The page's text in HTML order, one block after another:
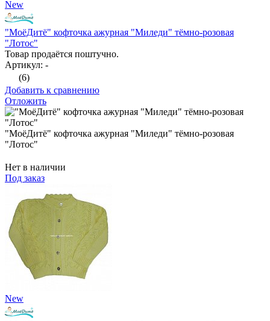
New
"МоёДитё" кофточка ажурная "Миледи" тёмно-розовая
"Лотос"
Товар продаётся поштучно.
Артикул: -
(6)
Добавить к сравнению
Отложить
"МоёДитё" кофточка ажурная "Миледи" тёмно-розовая
"Лотос"
Нет в наличии
Под заказ
New